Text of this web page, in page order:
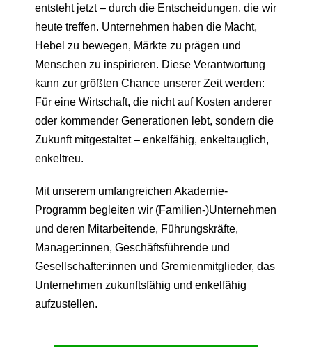
entsteht jetzt – durch die Entscheidungen, die wir
heute treffen. Unternehmen haben die Macht,
Hebel zu bewegen, Märkte zu prägen und
Menschen zu inspirieren. Diese Verantwortung
kann zur größten Chance unserer Zeit werden:
Für eine Wirtschaft, die nicht auf Kosten anderer
oder kommender Generationen lebt, sondern die
Zukunft mitgestaltet – enkelfähig, enkeltauglich,
enkeltreu.
Mit unserem umfangreichen Akademie-
Programm begleiten wir (Familien-)Unternehmen
und deren Mitarbeitende, Führungskräfte,
Manager:innen, Geschäftsführende und
Gesellschafter:innen und Gremienmitglieder, das
Unternehmen zukunftsfähig und enkelfähig
aufzustellen.